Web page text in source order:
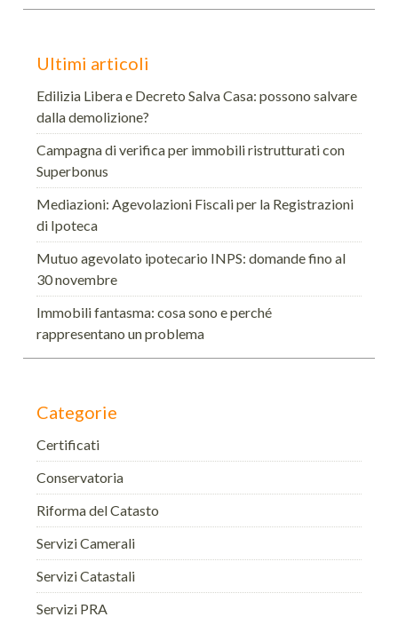
Ultimi articoli
Edilizia Libera e Decreto Salva Casa: possono salvare
dalla demolizione?
Campagna di verifica per immobili ristrutturati con
Superbonus
Mediazioni: Agevolazioni Fiscali per la Registrazioni
di Ipoteca
Mutuo agevolato ipotecario INPS: domande fino al
30 novembre
Immobili fantasma: cosa sono e perché
rappresentano un problema
Categorie
Certificati
Conservatoria
Riforma del Catasto
Servizi Camerali
Servizi Catastali
Servizi PRA